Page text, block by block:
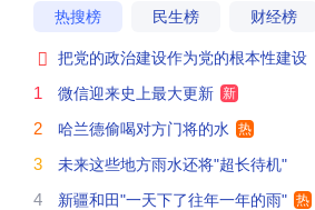
我要去和田捡石头，大雨冲刷出来很多吧？
南疆灰土大，太需要这样的及时雨
希望新疆全部都变成绿洲！！！
热搜榜 民生榜 财经榜
 把党的政治建设作为党的根本性建设
1 微信迎来史上最大更新 新
2 哈兰德偷喝对方门将的水 热
3 未来这些地方雨水还将"超长待机"
4 新疆和田"一天下了往年一年的雨" 热